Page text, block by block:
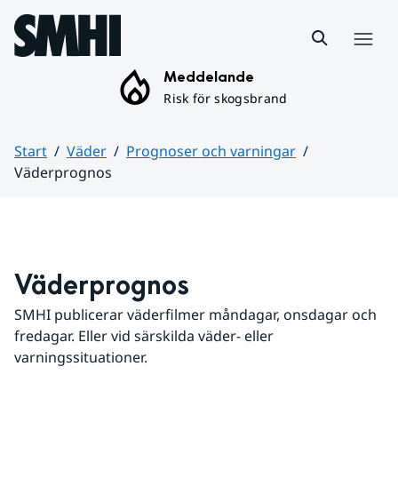
Hoppa till sidans innehåll
Meddelande
Risk för skogsbrand
Start Väder
Prognoser och varningar
Väderprognos
Väderprognos
SMHI publicerar väderfilmer måndagar, onsdagar och
fredagar. Eller vid särskilda väder- eller
varningssituationer.